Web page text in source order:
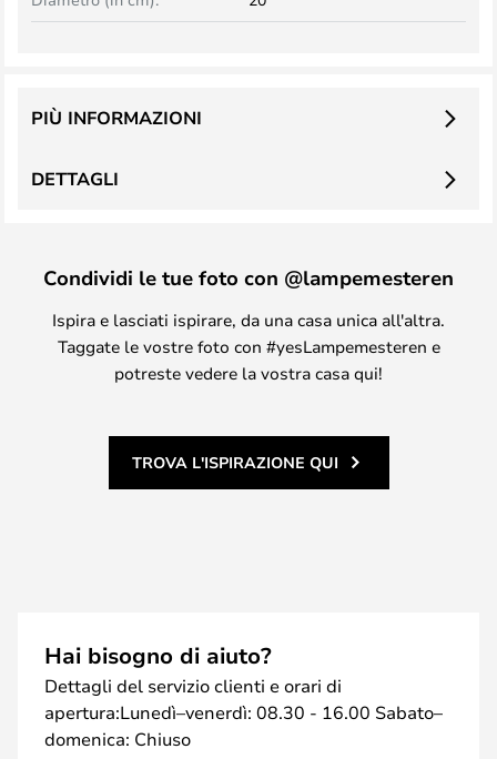
DETTAGLI
PIÙ INFORMAZIONI
Condividi le tue foto con @lampemesteren
Ispira e lasciati ispirare, da una casa unica all'altra.
Taggate le vostre foto con #yesLampemesteren e
potreste vedere la vostra casa qui!
TROVA L'ISPIRAZIONE QUI
Hai bisogno di aiuto?
Dettagli del servizio clienti e orari di
apertura:Lunedì–venerdì: 08.30 - 16.00 Sabato–
domenica: Chiuso